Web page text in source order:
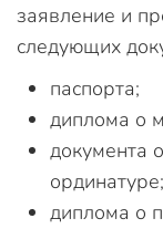
заявление и
следующих
паспорта;
диплома о
документа
ординатуре;
диплома о